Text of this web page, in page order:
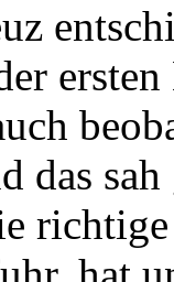
das